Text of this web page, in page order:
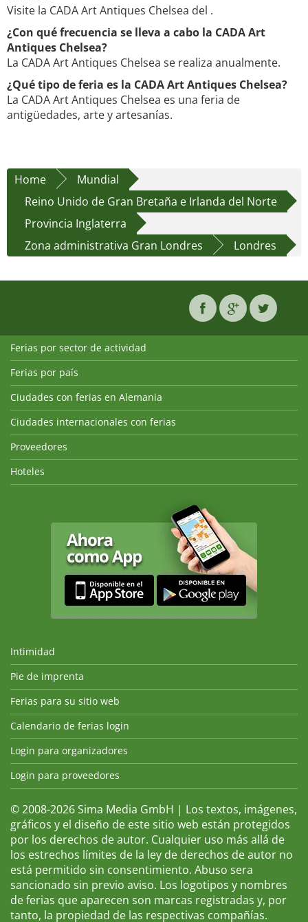
Visite la CADA Art Antiques Chelsea del .
¿Con qué frecuencia se lleva a cabo la CADA Art
Antiques Chelsea?
La CADA Art Antiques Chelsea se realiza anualmente.
¿Qué tipo de feria es la CADA Art Antiques Chelsea?
La CADA Art Antiques Chelsea es una feria de
antigüedades, arte y artesanías.
Home
Mundial
Reino Unido de Gran Bretaña e Irlanda del Norte
Provincia Inglaterra
Zona administrativa Gran Londres
Londres
Ferias por sector de actividad
Ferias por país
Ciudades con ferias en Alemania
Ciudades internacionales con ferias
Proveedores
Hoteles
Intimidad
Pie de imprenta
Ferias para su sitio web
Calendario de ferias login
Login para organizadores
Login para proveedores
© 2008-2026 Sima Media GmbH | Los textos, imágenes,
gráficos y el diseño de este sitio web están protegidos
por los derechos de autor. Cualquier uso más allá de
los estrechos límites de la ley de derechos de autor no
está permitido sin consentimiento. Abuso sera
sancionado sin previo aviso. Los logotipos y nombres
de ferias que aparecen son marcas registradas y, por
tanto, la propiedad de las respectivas compañías.